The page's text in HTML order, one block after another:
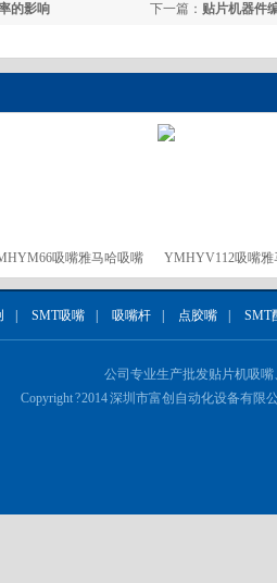
下一篇： 贴片机器件
的影响
吸嘴雅马哈吸嘴 YMHYV112吸嘴雅
SMT吸嘴 吸嘴杆 点胶嘴 SMT
公司专业生产批发贴片机吸嘴
Copyright ? 2014 深圳市富创自动化设备有限